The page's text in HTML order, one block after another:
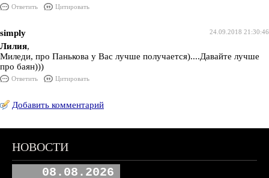
Ответить Цитировать
24.09.2018 21:30:46
simply
Лилия,
Миледи, про Панькова у Вас лучше получается)....Давайте лучше
про баян)))
Ответить Цитировать
Добавить комментарий
НОВОСТИ
08.08.2026